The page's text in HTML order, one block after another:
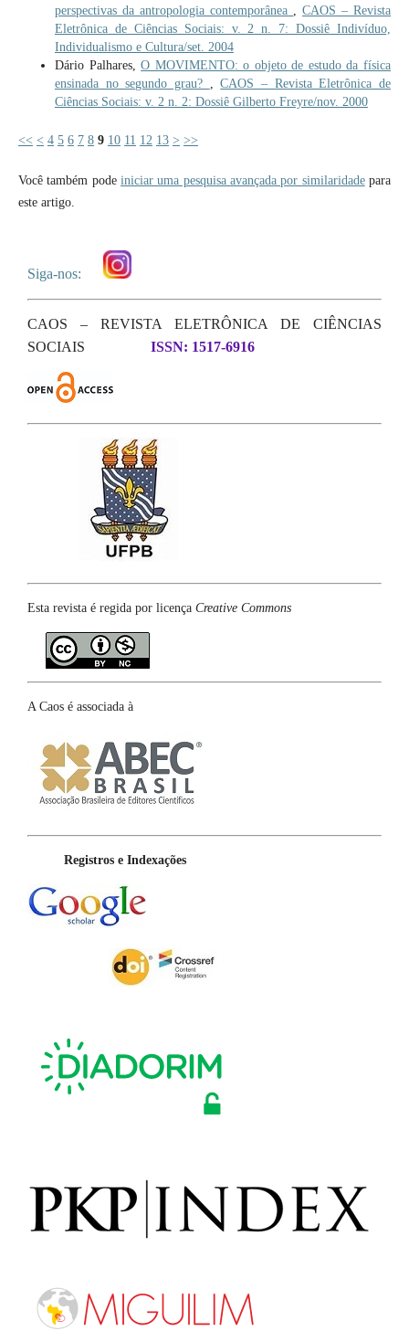
perspectivas da antropologia contemporânea
,CAOS – Revista
Eletrônica de Ciências Sociais: v. 2 n. 7: Dossiê Indivíduo,
Individualismo e Cultura/set. 2004
Dário Palhares,O MOVIMENTO: o objeto de estudo da física
ensinada no segundo grau?
,CAOS – Revista Eletrônica de
Ciências Sociais: v. 2 n. 2: Dossiê Gilberto Freyre/nov. 2000
<< < 4 5 6 7 8 9 10 11 12 13 > >>
Você também pode iniciar uma pesquisa avançada por similaridadepara
este artigo.
Siga-nos:
CAOS – REVISTA ELETRÔNICA DE CIÊNCIAS
SOCIAIS
ISSN: 1517-6916
Esta revista é regida por licença Creative Commons
A Caos é associada à
Registros e Indexações